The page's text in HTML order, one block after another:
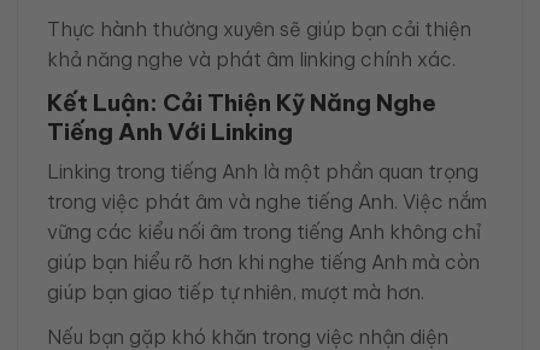
Thực hành thường xuyên sẽ giúp bạn cải thiện
khả năng nghe và phát âm linking chính xác.
Kết Luận: Cải Thiện Kỹ Năng Nghe
Tiếng Anh Với Linking
Linking trong tiếng Anh là một phần quan trọng
trong việc phát âm và nghe tiếng Anh. Việc nắm
vững các kiểu nối âm trong tiếng Anh không chỉ
giúp bạn hiểu rõ hơn khi nghe tiếng Anh mà còn
giúp bạn giao tiếp tự nhiên, mượt mà hơn.
Nếu bạn gặp khó khăn trong việc nhận diện